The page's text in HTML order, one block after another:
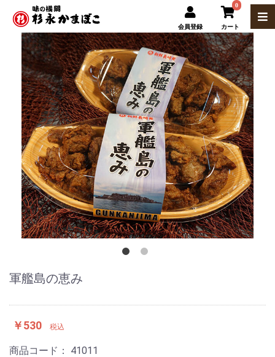
会員登録
0
カート
軍艦島の恵み
￥530 税込
商品コード： 41011